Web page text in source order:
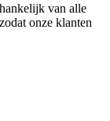
van alle
onze klanten